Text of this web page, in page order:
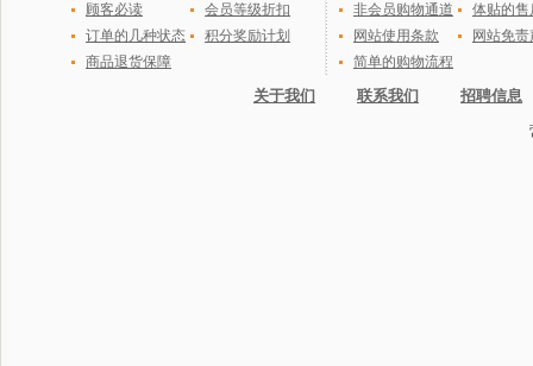
顾客必读
会员等级折扣
订单的几种状态
积分奖励计划
商品退货保障
非会员购物通道
体贴的售
网站使用条款
网站免
简单的购物流程
关于我们 联系我们 招聘信息